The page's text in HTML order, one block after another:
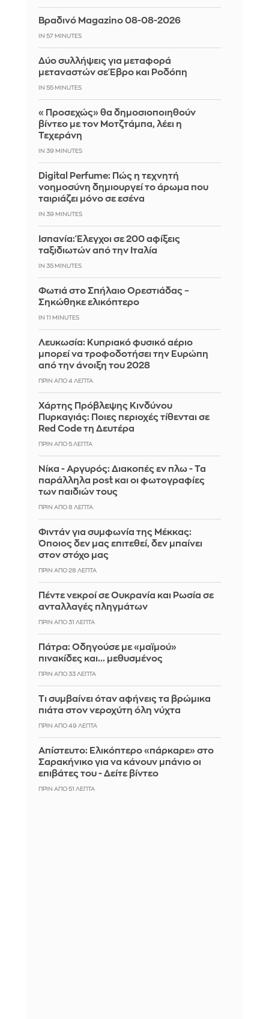
Βραδινό Magazino 08-08-2026
IN 57 MINUTES
Δύο συλλήψεις για μεταφορά
μεταναστών σε Έβρο και Ροδόπη
IN 55 MINUTES
«Προσεχώς» θα δημοσιοποιηθούν
βίντεο με τον Μοτζτάμπα, λέει η
Τεχεράνη
IN 39 MINUTES
Digital Perfume: Πώς η τεχνητή
νοημοσύνη δημιουργεί το άρωμα που
ταιριάζει μόνο σε εσένα
IN 39 MINUTES
Ισπανία: Έλεγχοι σε 200 αφίξεις
ταξιδιωτών από την Ιταλία
IN 35 MINUTES
Φωτιά στο Σπήλαιο Ορεστιάδας –
Σηκώθηκε ελικόπτερο
IN 11 MINUTES
Λευκωσία: Κυπριακό φυσικό αέριο
μπορεί να τροφοδοτήσει την Ευρώπη
από την άνοιξη του 2028
ΠΡΙΝ ΑΠΌ 4 ΛΕΠΤΆ
Χάρτης Πρόβλεψης Κινδύνου
Πυρκαγιάς: Ποιες περιοχές τίθενται σε
Red Code τη Δευτέρα
ΠΡΙΝ ΑΠΌ 5 ΛΕΠΤΆ
Νίκα - Αργυρός: Διακοπές εν πλω - Τα
παράλληλα post και οι φωτογραφίες
των παιδιών τους
ΠΡΙΝ ΑΠΌ 8 ΛΕΠΤΆ
Φιντάν για συμφωνία της Μέκκας:
Όποιος δεν μας επιτεθεί, δεν μπαίνει
στον στόχο μας
ΠΡΙΝ ΑΠΌ 28 ΛΕΠΤΆ
Πέντε νεκροί σε Ουκρανία και Ρωσία σε
ανταλλαγές πληγμάτων
ΠΡΙΝ ΑΠΌ 31 ΛΕΠΤΆ
Πάτρα: Οδηγούσε με «μαϊμού»
πινακίδες και... μεθυσμένος
ΠΡΙΝ ΑΠΌ 33 ΛΕΠΤΆ
Τι συμβαίνει όταν αφήνεις τα βρώμικα
πιάτα στον νεροχύτη όλη νύχτα
ΠΡΙΝ ΑΠΌ 49 ΛΕΠΤΆ
Απίστευτο: Ελικόπτερο «πάρκαρε» στο
Σαρακήνικο για να κάνουν μπάνιο οι
επιβάτες του - Δείτε βίντεο
ΠΡΙΝ ΑΠΌ 51 ΛΕΠΤΆ